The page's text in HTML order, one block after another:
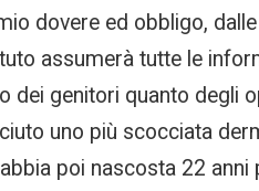
dovere ed obbligo,
assumerà tutte le
dei genitori quanto degli
uno più scocciata
poi nascosta 22 anni